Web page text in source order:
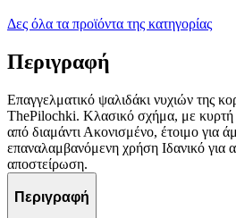
Δες όλα τα προϊόντα της κατηγορίας
Περιγραφή
Επαγγελματικό ψαλιδάκι νυχιών της
ThePilochki. Κλασικό σχήμα, με κυρτή
από διαμάντι Ακονισμένο, έτοιμο για
επαναλαμβανόμενη χρήση Ιδανικό για
αποστείρωση.
Περιγραφή